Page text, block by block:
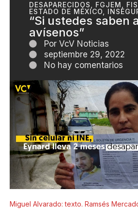
DESAPARECIDOS FGJEM
ESTADO DE MÉXICO
“Si ustedes saben
avísenos”
Por VcV Noticias
septiembre 29, 2022
No hay comentarios
Miguel Alvarado: texto. Ramsés